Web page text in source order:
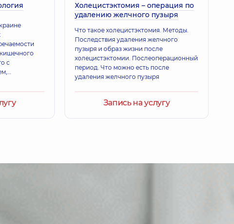
Игоревич
Александровна
диагностики; Врач функциональной диагностики;
с
Холецистэктомия – операция по
удалению желчного пузыря
Что такое холецистэктомия. Методы.
Последствия удаления желчного
пузыря и образ жизни после
холецистэктомии. Послеоперационный
период. Что можно есть после
удаления желчного пузыря
Запись на услугу